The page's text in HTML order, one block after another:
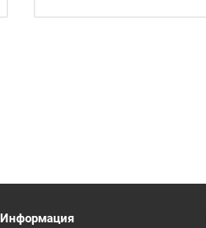
Информация